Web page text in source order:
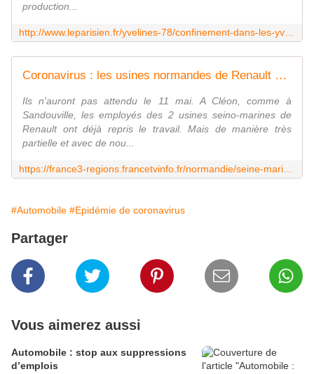
production...
Coronavirus : les usines normandes de Renault en reprise partielle
Ils n'auront pas attendu le 11 mai. A Cléon, comme à
Sandouville, les employés des 2 usines seino-marines de
Renault ont déjà repris le travail. Mais de manière très
partielle et avec de nou...
#Automobile #Epidémie de coronavirus
Partager
Vous aimerez aussi
Automobile : stop aux suppressions
d’emplois